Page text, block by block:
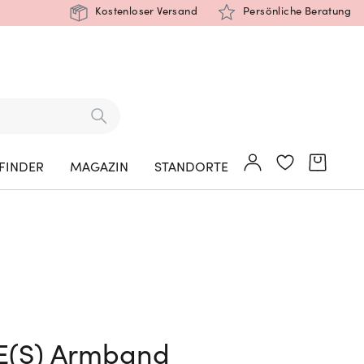
Kostenloser Versand Persönliche Beratung
MAGAZIN STANDORTE
Armband